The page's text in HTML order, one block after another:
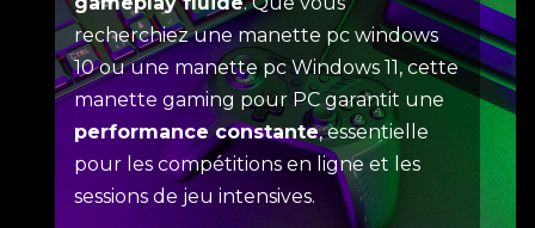
recherchiez une manette pc windows
10 ou une manette pc Windows 11, cette
manette gaming pour PC garantit une
performance constante, essentielle
pour les compétitions en ligne et les
sessions de jeu intensives.